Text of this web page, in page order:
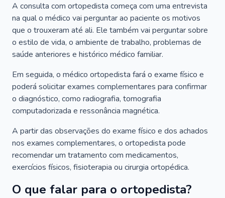
A consulta com ortopedista começa com uma entrevista
na qual o médico vai perguntar ao paciente os motivos
que o trouxeram até ali. Ele também vai perguntar sobre
o estilo de vida, o ambiente de trabalho, problemas de
saúde anteriores e histórico médico familiar.
Em seguida, o médico ortopedista fará o exame físico e
poderá solicitar exames complementares para confirmar
o diagnóstico, como radiografia, tomografia
computadorizada e ressonância magnética.
A partir das observações do exame físico e dos achados
nos exames complementares, o ortopedista pode
recomendar um tratamento com medicamentos,
exercícios físicos, fisioterapia ou cirurgia ortopédica.
O que falar para o ortopedista?